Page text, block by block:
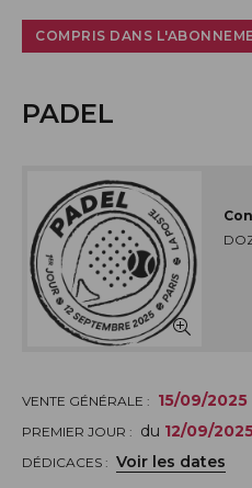
COMPRIS DANS
PADEL
VENTE GÉNÉRALE : 15/09/2025
PREMIER JOUR : du 12/09/
DÉDICACES : Voir les dates